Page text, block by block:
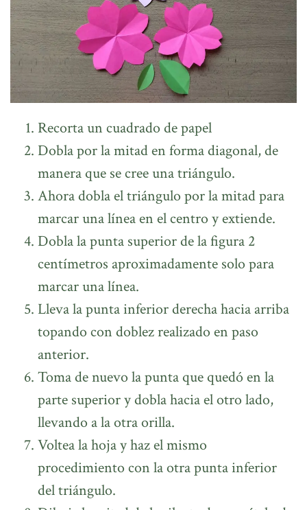
Recorta un cuadrado de papel
Dobla por la mitad en forma diagonal, de
manera que se cree una triángulo.
Ahora dobla el triángulo por la mitad para
marcar una línea en el centro y extiende.
Dobla la punta superior de la figura 2
centímetros aproximadamente solo para
marcar una línea.
Lleva la punta inferior derecha hacia arriba
topando con doblez realizado en paso
anterior.
Toma de nuevo la punta que quedó en la
parte superior y dobla hacia el otro lado,
llevando a la otra orilla.
Voltea la hoja y haz el mismo
procedimiento con la otra punta inferior
del triángulo.